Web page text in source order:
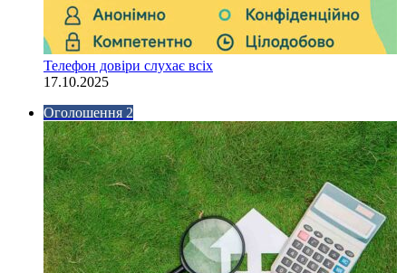
Телефон довіри слухає всіх
17.10.2025
Оголошення 2